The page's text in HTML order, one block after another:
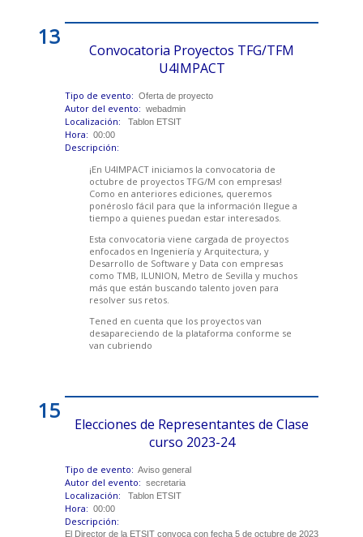
13
Convocatoria Proyectos TFG/TFM
U4IMPACT
Tipo de evento: Oferta de proyecto
Autor del evento: webadmin
Localización: Tablon ETSIT
Hora: 00:00
Descripción:
¡En U4IMPACT iniciamos la convocatoria de
octubre de proyectos TFG/M con empresas!
Como en anteriores ediciones, queremos
ponéroslo fácil para que la información llegue a
tiempo a quienes puedan estar interesados.
Esta convocatoria viene cargada de proyectos
enfocados en Ingeniería y Arquitectura, y
Desarrollo de Software y Data con empresas
como TMB, ILUNION, Metro de Sevilla y muchos
más que están buscando talento joven para
resolver sus retos.
Tened en cuenta que los proyectos van
desapareciendo de la plataforma conforme se
van cubriendo
15
Elecciones de Representantes de Clase
curso 2023-24
Tipo de evento: Aviso general
Autor del evento: secretaria
Localización: Tablon ETSIT
Hora: 00:00
Descripción:
El Director de la ETSIT convoca con fecha 5 de octubre de 2023